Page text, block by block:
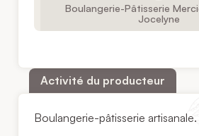
Boulangerie-Pâtisserie
Jocelyne
Activité du producteur
Boulangerie-pâtisserie artisanale.